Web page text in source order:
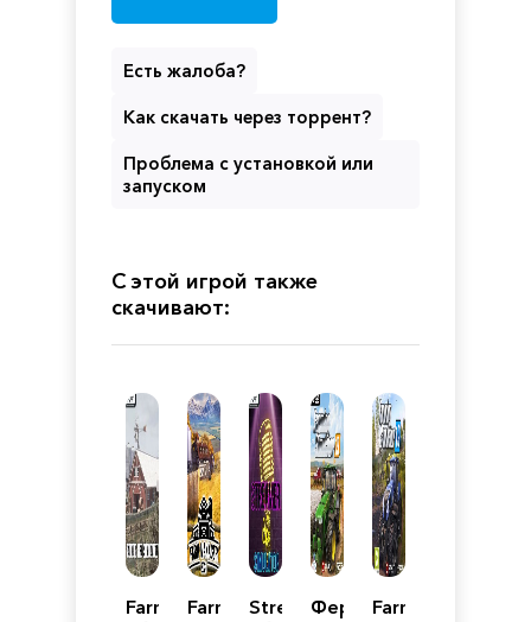
Есть жалоба?
Как скачать через торрент?
Проблема с установкой или
запуском
С этой игрой также
скачивают:
Farmer Farm
StreamerФермерFarming